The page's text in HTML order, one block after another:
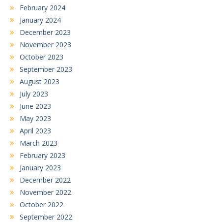
February 2024
January 2024
December 2023
November 2023
October 2023
September 2023
August 2023
July 2023
June 2023
May 2023
April 2023
March 2023
February 2023
January 2023
December 2022
November 2022
October 2022
September 2022